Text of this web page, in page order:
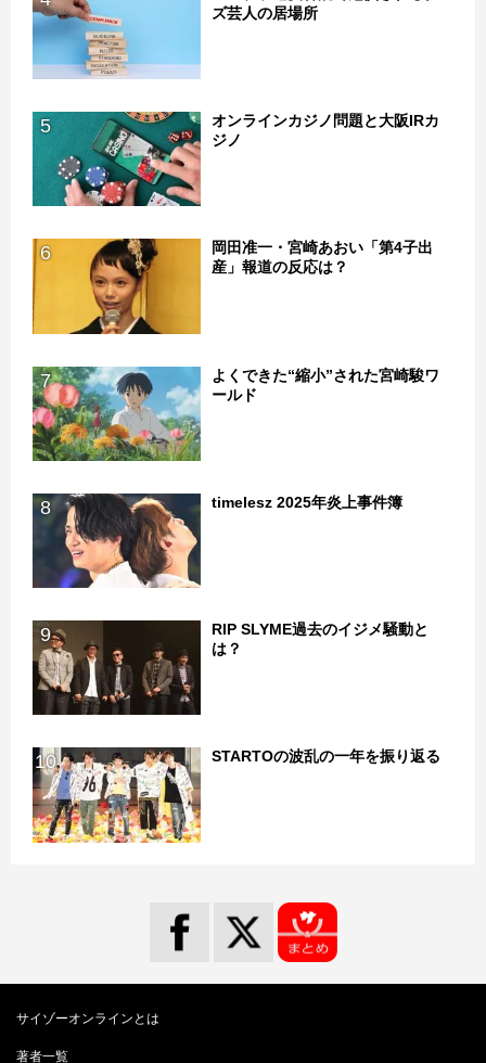
ズ芸人の居場所
5
オンラインカジノ問題と大阪IRカ
ジノ
6
岡田准一・宮崎あおい「第4子出
産」報道の反応は？
7
よくできた“縮小”された宮崎駿ワ
ールド
8 timelesz 2025年炎上事件簿
9
RIP SLYME過去のイジメ騒動と
は？
10 STARTOの波乱の一年を振り返る
サイゾーオンラインとは
著者一覧